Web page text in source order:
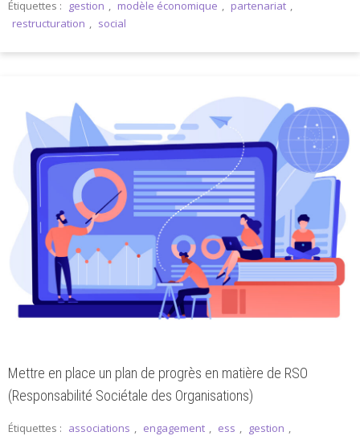
Étiquettes : gestion , modèle économique , partenariat ,
restructuration , social
Mettre en place un plan de progrès en matière de RSO
(Responsabilité Sociétale des Organisations)
Étiquettes : associations , engagement , ess , gestion ,